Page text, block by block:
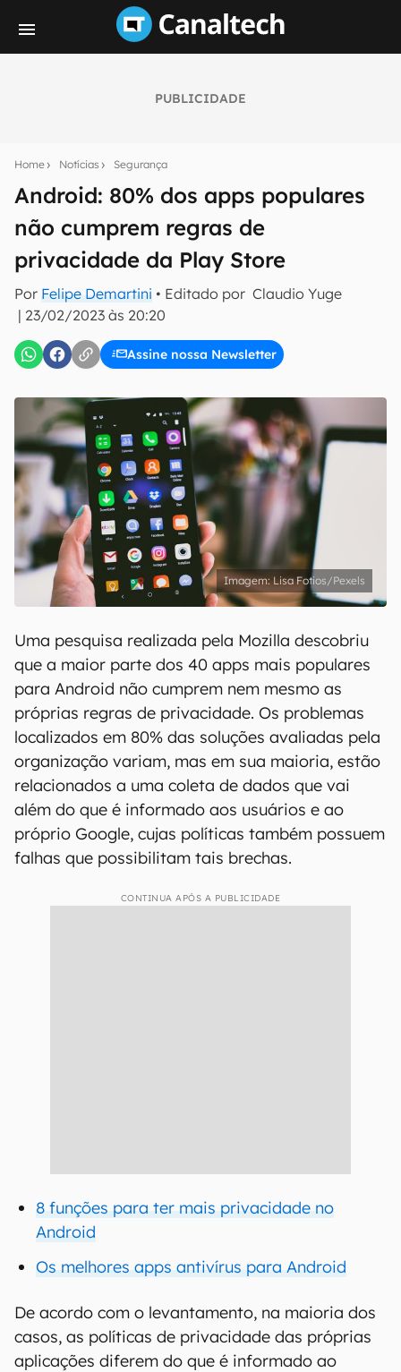
PUBLICIDADE
Home Notícias Segurança
Android: 80% dos apps populares
não cumprem regras de
privacidade da Play Store
Por Felipe Demartini • Editado por Claudio Yuge
| 23/02/2023 às 20:20
Assine nossa Newsletter
notícias e reviews sobre tecnologia em primeira
mão.
E-mail
inscreva-se
Confirmo que li, aceito e concordo com os Termos de
Uso e Política de Privacidade do Canaltech.
Lisa Fotios/Pexels
Uma pesquisa realizada pela Mozilla descobriu
que a maior parte dos 40 apps mais populares
para Android não cumprem nem mesmo as
próprias regras de privacidade. Os problemas
localizados em 80% das soluções avaliadas pela
organização variam, mas em sua maioria, estão
relacionados a uma coleta de dados que vai
além do que é informado aos usuários e ao
próprio Google, cujas políticas também possuem
falhas que possibilitam tais brechas.
CONTINUA APÓS A PUBLICIDADE
8 funções para ter mais privacidade no
Android
Os melhores apps antivírus para Android
De acordo com o levantamento, na maioria dos
casos, as políticas de privacidade das próprias
aplicações diferem do que é informado ao